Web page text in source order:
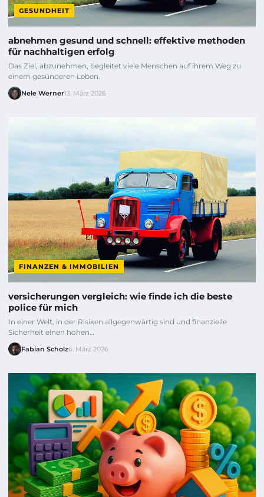
GESUNDHEIT
abnehmen gesund und schnell: effektive methoden
für nachhaltigen erfolg
Das Ziel, abzunehmen, begleitet viele Menschen auf ihrem Weg zu
einem gesünderen Leben.
Nele Werner13. März 2026
FINANZEN & IMMOBILIEN
versicherungen vergleich: wie finde ich die beste
police für mich
In einer Welt, in der Risiken allgegenwärtig sind und finanzielle
Sicherheit einen hohen…
Fabian Scholz6. März 2026